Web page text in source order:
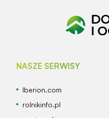
NASZE SERWISY
Iberion.com
rolnikinfo.pl